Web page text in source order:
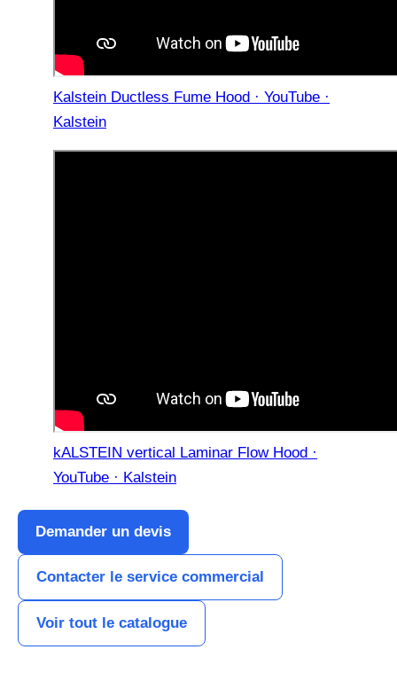
Kalstein Ductless Fume Hood · YouTube ·
Kalstein
kALSTEIN vertical Laminar Flow Hood ·
YouTube · Kalstein
Demander un devis
Contacter le service commercial
Voir tout le catalogue